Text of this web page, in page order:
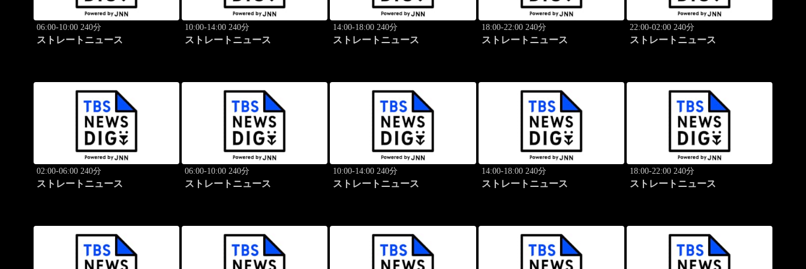
06:00-10:00 240分
ストレートニュース
10:00-14:00 240分
ストレートニュース
14:00-18:00 240分
ストレートニュース
18:00-22:00 240分
ストレートニュース
22:00-02:00 240分
ストレートニュース
02:00-06:00 240分
ストレートニュース
06:00-10:00 240分
ストレートニュース
10:00-14:00 240分
ストレートニュース
14:00-18:00 240分
ストレートニュース
18:00-22:00 240分
ストレートニュース